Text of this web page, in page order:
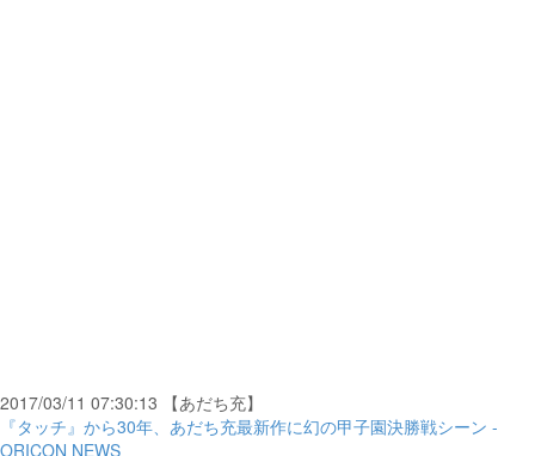
2017/03/11 07:30:13 【あだち充】
『タッチ』から30年、あだち充最新作に幻の甲子園決勝戦シーン -
ORICON NEWS